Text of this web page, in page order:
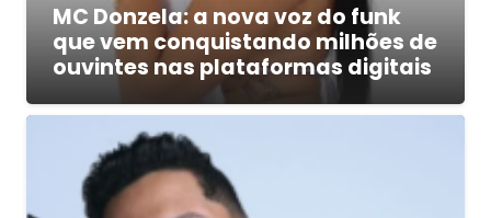
MC Donzela: a nova voz do funk
que vem conquistando milhões de
ouvintes nas plataformas digitais